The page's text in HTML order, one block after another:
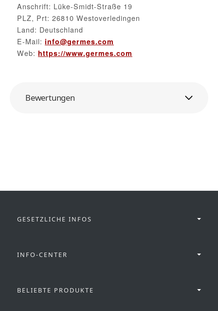
Anschrift: Lüke-Smidt-Straße 19
PLZ, Prt: 26810 Westoverledingen
Land: Deutschland
E-Mail: info@germes.com
Web: https://www.germes.com
Bewertungen
GESETZLICHE INFOS
INFO-CENTER
BELIEBTE PRODUKTE